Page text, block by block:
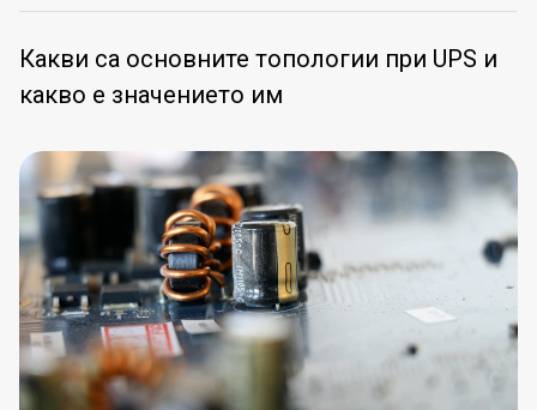
Какви са основните топологии при UPS и
какво е значението им